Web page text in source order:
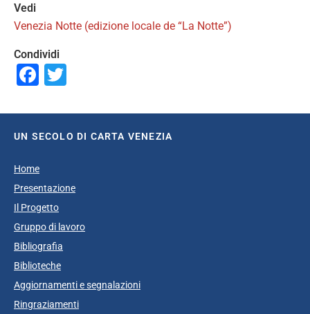
Vedi
Venezia Notte (edizione locale de “La Notte”)
Condividi
Facebook
UN SECOLO DI CARTA VENEZIA
Home
Presentazione
Il Progetto
Gruppo di lavoro
Bibliografia
Biblioteche
Aggiornamenti e segnalazioni
Ringraziamenti